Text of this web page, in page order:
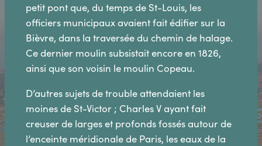
petit pont que, du temps de St-Louis, les
officiers municipaux avaient fait édifier sur la
Bièvre, dans la traversée du chemin de halage.
Ce dernier moulin subsistait encore en 1826,
ainsi que son voisin le moulin Copeau.
D’autres sujets de trouble attendaient les
moines de St-Victor ; Charles V ayant fait
creuser de larges et profonds fossés autour de
l’enceinte méridionale de Paris, les eaux de la